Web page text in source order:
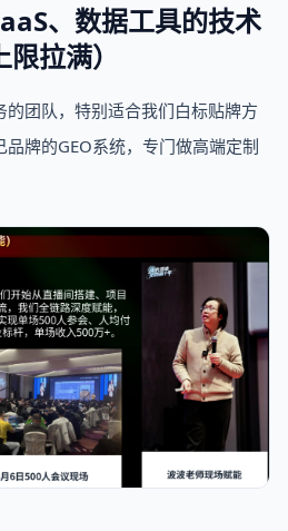
、数据工具的技术
拉满）
团队，特别适合我们白标贴牌方
牌的GEO系统，专门做高端定制